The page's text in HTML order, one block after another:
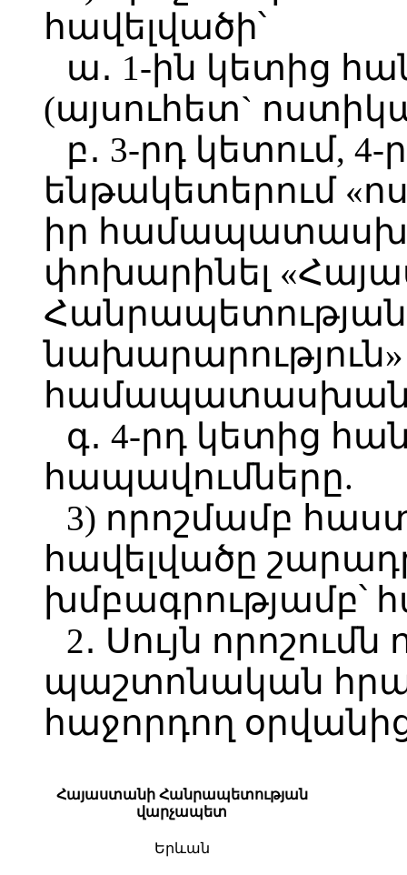
հավելվածի՝
ա․ 1-ին կետից
(այսուհետ`
բ․ 3-րդ կետում,
ենթակետերում
իր
փոխարինել
Հանրապետության
նախարարություն»
համապատասխան
գ․ 4-րդ կետից
հապավումները.
3) որոշմամբ
հավելվածը
խմբագրությամբ՝
2․ Սույն
պաշտոնական
հաջորդող
Հայաստանի Հանրապետության
վարչապետ
Երևան